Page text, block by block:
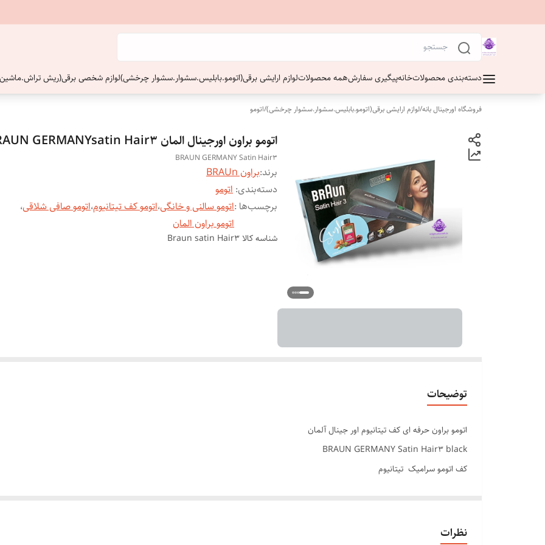
دسته‌بندی محصولاتخانهپیگیری سفارشهمه محصولاتلوازم ارایشی برقی(اتومو.بابلیس.سشوار.سشوار چرخشی)لوازم شخصی برقی(ریش
فروشگاه اورجینال بانه/لوازم ارایشی برقی(اتومو.بابلیس.سشوار.سشوار چرخشی)/اتومو
اتومو براون اورجینال المان BRAUN GERMANYsatin Hair3
BRAUN GERMANY Satin Hair3
برند:براون BRAUn
دسته‌بندی: اتومو
برچسب‌ها :اتومو سالنی و خانگی،اتومو کف تیتانیوم،اتومو صافی شلاقی،
اتومو براون المان
شناسه کالا Braun satin Hair3
توضیحات
اتومو براون حرفه ای کف تیتانیوم اور جینال آلمان
BRAUN GERMANY Satin Hair3 black
کف اتومو سرامیک تیتانیوم
دارای دکمه مثبت و منفی
نظرات